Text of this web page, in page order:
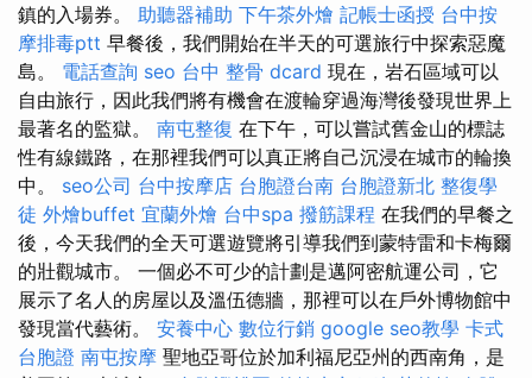
鎮的入場券。 助聽器補助 下午茶外燴 記帳士函授 台中按
摩排毒ptt 早餐後，我們開始在半天的可選旅行中探索惡魔
島。 電話查詢 seo 台中 整骨 dcard 現在，岩石區域可以
自由旅行，因此我們將有機會在渡輪穿過海灣後發現世界上
最著名的監獄。 南屯整復 在下午，可以嘗試舊金山的標誌
性有線鐵路，在那裡我們可以真正將自己沉浸在城市的輪換
中。 seo公司 台中按摩店 台胞證台南 台胞證新北 整復學
徒 外燴buffet 宜蘭外燴 台中spa 撥筋課程 在我們的早餐之
後，今天我們的全天可選遊覽將引導我們到蒙特雷和卡梅爾
的壯觀城市。 一個必不可少的計劃是邁阿密航運公司，它
展示了名人的房屋以及溫伍德牆，那裡可以在戶外博物館中
發現當代藝術。 安養中心 數位行銷 google seo教學 卡式
台胞證 南屯按摩 聖地亞哥位於加利福尼亞州的西南角，是